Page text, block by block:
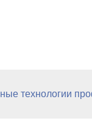
технологии